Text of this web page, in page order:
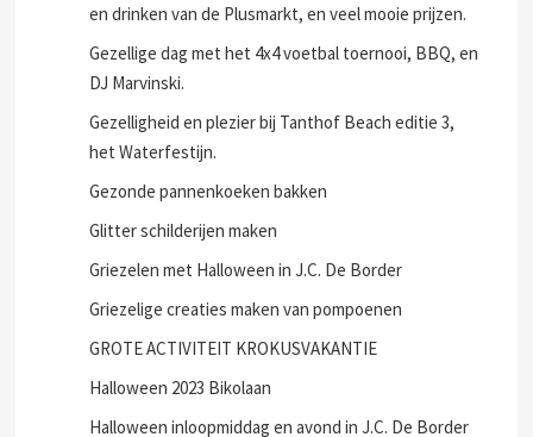
en drinken van de Plusmarkt, en veel mooie prijzen.
Gezellige dag met het 4x4 voetbal toernooi, BBQ, en
DJ Marvinski.
Gezelligheid en plezier bij Tanthof Beach editie 3,
het Waterfestijn.
Gezonde pannenkoeken bakken
Glitter schilderijen maken
Griezelen met Halloween in J.C. De Border
Griezelige creaties maken van pompoenen
GROTE ACTIVITEIT KROKUSVAKANTIE
Halloween 2023 Bikolaan
Halloween inloopmiddag en avond in J.C. De Border